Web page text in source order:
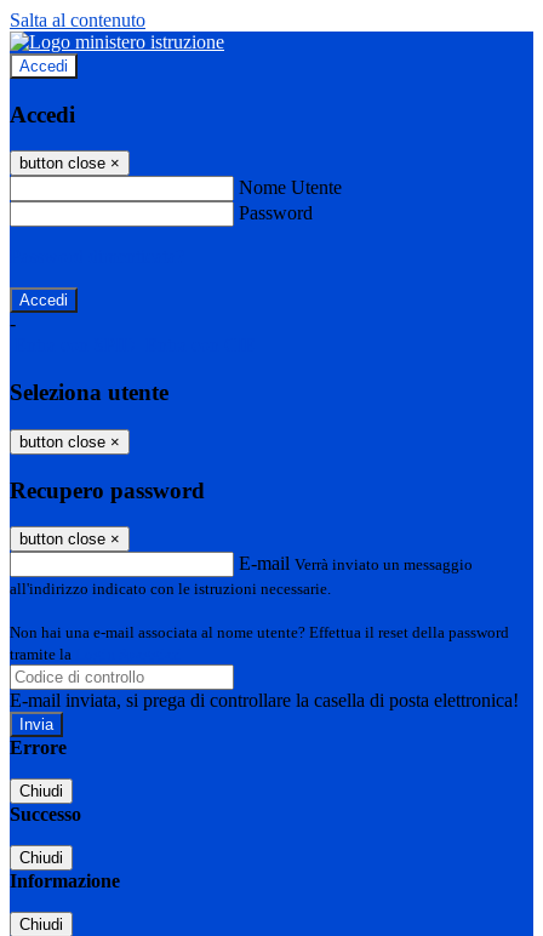
Salta al contenuto
Accedi
Accedi
button close ×
Nome Utente
Password
-
Seleziona utente
button close ×
Recupero password
button close ×
E-mail Verrà inviato un messaggio
all'indirizzo indicato con le istruzioni necessarie.
Non hai una e-mail associata al nome utente? Effettua il reset della password
tramite la
E-mail inviata, si prega di controllare la casella di posta elettronica!
Errore
Chiudi
Successo
Chiudi
Informazione
Chiudi